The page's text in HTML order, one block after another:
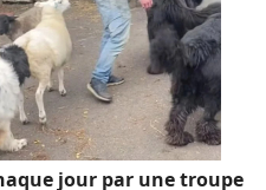
jour par une troupe